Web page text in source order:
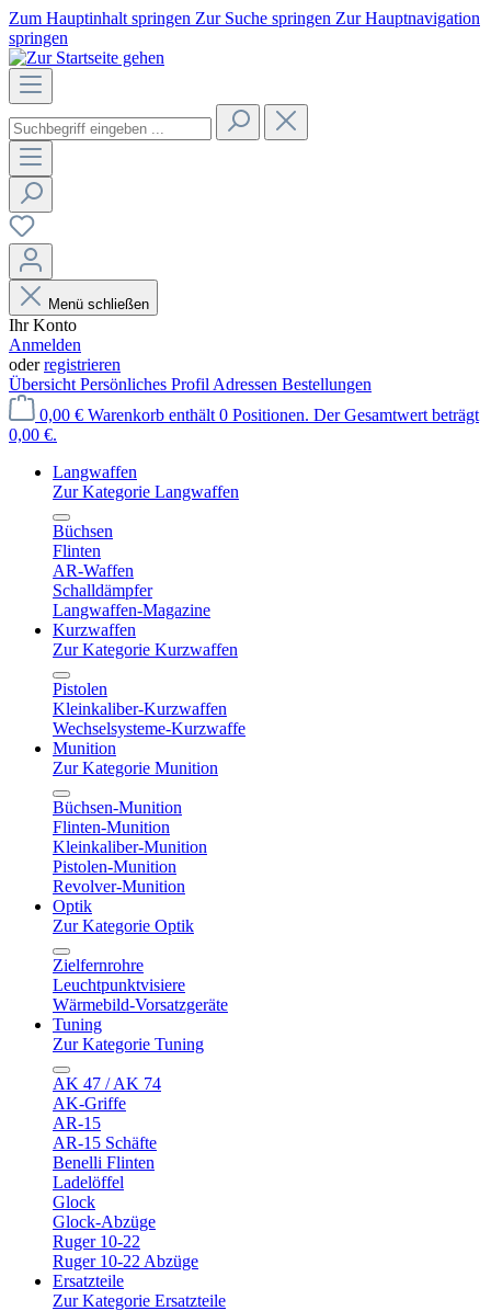
Zum Hauptinhalt springen Zur Suche springen Zur Hauptnavigation
springen
Menü schließen
Ihr Konto
Anmelden
oderregistrieren
Übersicht Persönliches Profil Adressen Bestellungen
0,00 € Warenkorb enthält 0 Positionen. Der Gesamtwert beträgt
0,00 €.
Langwaffen
Zur Kategorie Langwaffen
Büchsen
Flinten
AR-Waffen
Schalldämpfer
Langwaffen-Magazine
Kurzwaffen
Zur Kategorie Kurzwaffen
Pistolen
Kleinkaliber-Kurzwaffen
Wechselsysteme-Kurzwaffe
Munition
Zur Kategorie Munition
Büchsen-Munition
Flinten-Munition
Kleinkaliber-Munition
Pistolen-Munition
Revolver-Munition
Optik
Zur Kategorie Optik
Zielfernrohre
Leuchtpunktvisiere
Wärmebild-Vorsatzgeräte
Tuning
Zur Kategorie Tuning
AK 47 / AK 74
AK-Griffe
AR-15
AR-15 Schäfte
Benelli Flinten
Ladelöffel
Glock
Glock-Abzüge
Ruger 10-22
Ruger 10-22 Abzüge
Ersatzteile
Zur Kategorie Ersatzteile